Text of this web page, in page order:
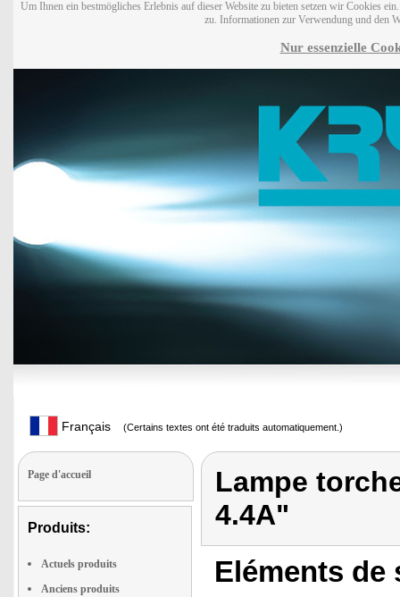
Um Ihnen ein bestmögliches Erlebnis auf dieser Website zu bieten setzen wir Cookies
zu. Informationen zur Verwendung und den
Nur essenzielle
Français (Certains textes ont été traduits automatiquement.)
Page d'accueil
Produits:
Actuels produits
Anciens produits
Lampe
4.4A"
Eléments